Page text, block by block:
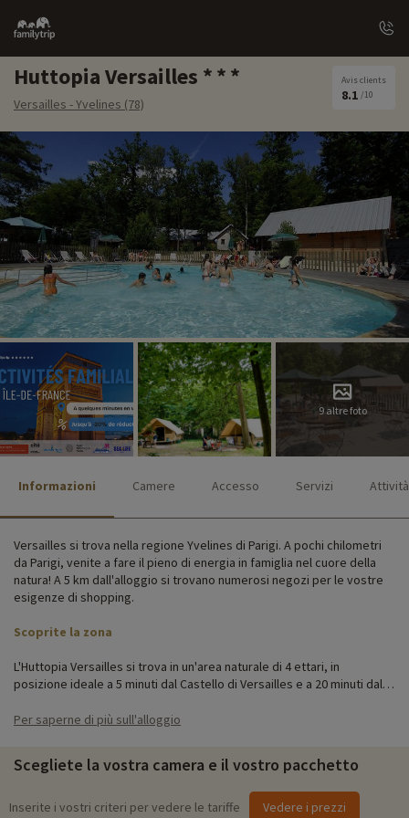
Family
trip
Huttopia Versailles
Versailles - Yvelines (78)
Avis clients
8.1 /10
9 altre foto
Informazioni Camere Accesso Servizi Attività
Versailles si trova nella regione Yvelines di Parigi. A pochi chilometri
da Parigi, venite a fare il pieno di energia in famiglia nel cuore della
natura! A 5 km dall'alloggio si trovano numerosi negozi per le vostre
esigenze di shopping.
Scoprite la zona
L'Huttopia Versailles si trova in un'area naturale di 4 ettari, in
posizione ideale a 5 minuti dal Castello di Versailles e a 20 minuti dalla
raggiungere facilmente Parigi.
con i vostri bambini! Dormite in una capanna o in una tenda da trapper
per un weekend o una vacanza alla ricerca di un cambiamento di
scenario in mezzo alla foresta.
Per saperne di più sull'alloggio
Scegliete la vostra camera e il vostro pacchetto
Inserite i vostri criteri per vedere le tariffe Vedere i prezzi